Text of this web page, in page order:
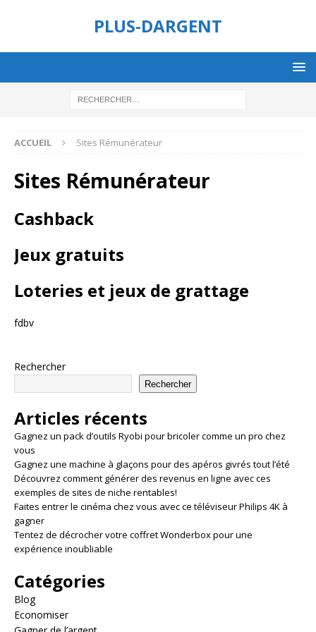
PLUS-DARGENT
ACCUEIL Sites Rémunérateur
Sites Rémunérateur
Cashback
Jeux gratuits
Loteries et jeux de grattage
fdbv
Rechercher
Rechercher
Articles récents
Gagnez un pack d’outils Ryobi pour bricoler comme un pro chez
vous
Gagnez une machine à glaçons pour des apéros givrés tout l’été
Découvrez comment générer des revenus en ligne avec ces
exemples de sites de niche rentables!
Faites entrer le cinéma chez vous avec ce téléviseur Philips 4K à
gagner
Tentez de décrocher votre coffret Wonderbox pour une
expérience inoubliable
Catégories
Blog
Economiser